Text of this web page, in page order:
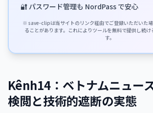
🔐 パスワード管理も NordPass で安心
※ save-clipは当サイトのリンク経由でご登録いただいた
ることがあります。これによりツールを無料で提供し続
す。
Kênh14：ベトナムニュー
検閲と技術的遮断の実態